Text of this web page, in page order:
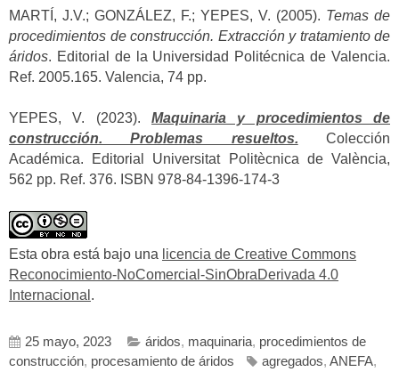
MARTÍ, J.V.; GONZÁLEZ, F.; YEPES, V. (2005). Temas de
procedimientos de construcción. Extracción y tratamiento de
áridos. Editorial de la Universidad Politécnica de Valencia.
Ref. 2005.165. Valencia, 74 pp.
YEPES, V. (2023). Maquinaria y procedimientos de
construcción. Problemas resueltos. Colección
Académica. Editorial Universitat Politècnica de València,
562 pp. Ref. 376. ISBN 978-84-1396-174-3
Esta obra está bajo una licencia de Creative Commons
Reconocimiento-NoComercial-SinObraDerivada 4.0
Internacional .
25 mayo, 2023 áridos, maquinaria, procedimientos de
construcción, procesamiento de áridos agregados, ANEFA,